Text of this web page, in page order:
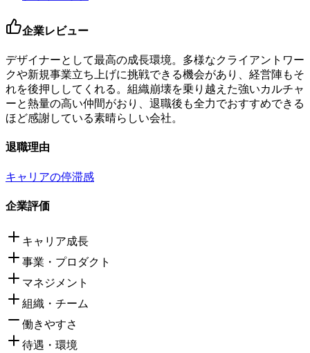
企業レビュー
デザイナーとして最高の成長環境。多様なクライアントワー
クや新規事業立ち上げに挑戦できる機会があり、経営陣もそ
れを後押ししてくれる。組織崩壊を乗り越えた強いカルチャ
ーと熱量の高い仲間がおり、退職後も全力でおすすめできる
ほど感謝している素晴らしい会社。
退職理由
キャリアの停滞感
企業評価
キャリア成長
事業・プロダクト
マネジメント
組織・チーム
働きやすさ
待遇・環境